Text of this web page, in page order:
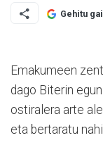
Gehitu
Emakumeen
dago Biterin
ostiralera arte
eta bertaratu